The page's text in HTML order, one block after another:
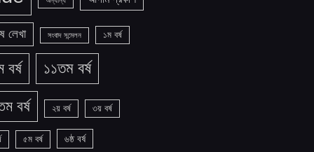
লেখা সংবাদ সন্মেলন ১ম বর্ষ
বর্ষ ১১তম বর্ষ
বর্ষ ২য় বর্ষ ৩য় বর্ষ
৫ম বর্ষ ৬ষ্ঠ বর্ষ